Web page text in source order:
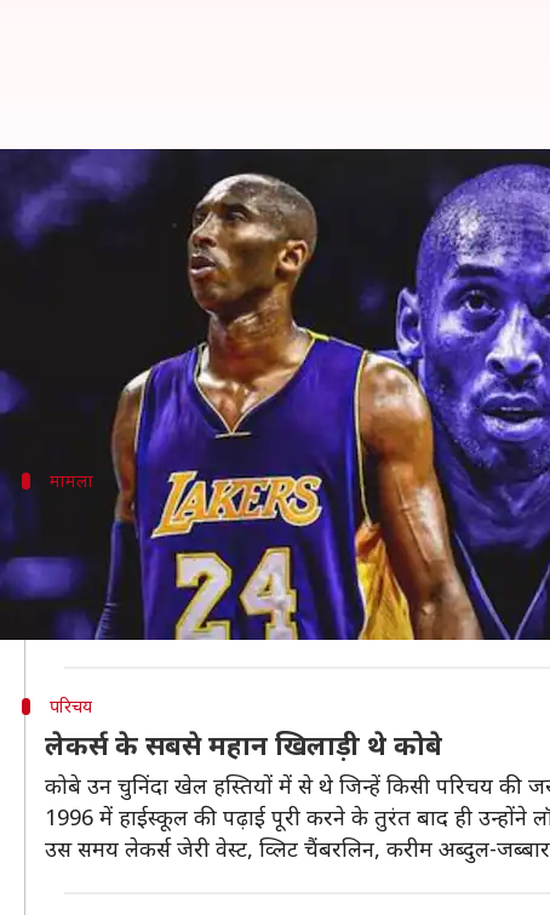
कौन थे हेलीकॉप्टर क्रैश में मारे गए
लेखन Neeraj Pandey Jan 27, 2020 11:14 am
एक बेहद दुखद घटना में नेशनल बास्केटबॉल एसोसिएशन
उनके साथ ही उनकी 13 वर्षीय बेटी की भी मौत हो गई है।
मामला
उड़ान भरने के एक घंटे बाद ही दुर्घटनाग्रस्त हुआ
1991 में बने इस हेलीकॉप्टर ने रविवार को सुबह 09:06 बजे
चश्मदीदों का कहना है कि हेलीकॉप्टर पहले पहाड़ी में टकराया
एक अन्य चश्मदीद का कहना है कि हेलीकॉप्टर काफी नीचे
परिचय
लेकर्स के सबसे महान खिलाड़ी थे कोबे
कोबे उन चुनिंदा खेल हस्तियों में से थे जिन्हें किसी परिचय की
1996 में हाईस्कूल की पढ़ाई पूरी करने के तुरंत बाद ही उन्होंने
उस समय लेकर्स जेरी वेस्ट, व्लिट चैंबरलिन, करीम अब्दुल-